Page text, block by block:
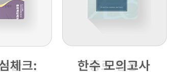
2026 여름방학 썸머스쿨 설
종로학원 각 본원